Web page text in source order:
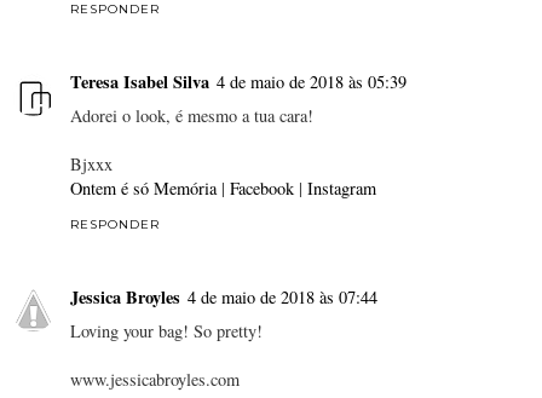
RESPONDER
Teresa Isabel Silva 4 de maio de 2018 às 05:39
Adorei o look, é mesmo a tua cara!
Bjxxx
Ontem é só Memória| Facebook | Instagram
RESPONDER
Jessica Broyles 4 de maio de 2018 às 07:44
Loving your bag! So pretty!
www.jessicabroyles.com